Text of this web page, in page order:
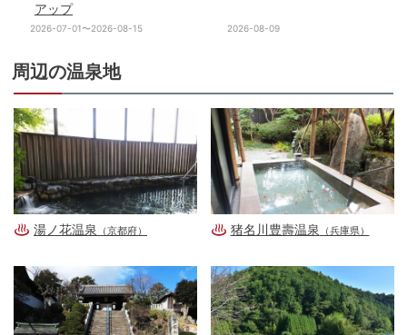
アップ
2026-07-01〜2026-08-15 2026-08-09
周辺の温泉地
湯ノ花温泉 （京都府） 猪名川豊壽温泉 （兵庫県）